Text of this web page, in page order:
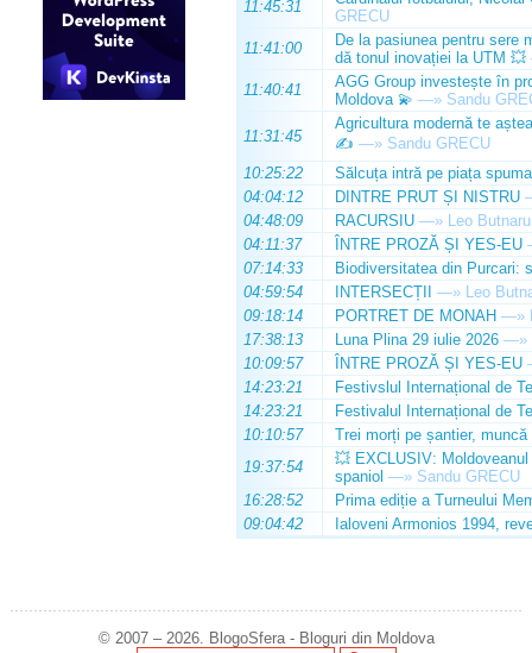
11:45:31
GRECU
11:41:00
De la pasiunea pentru sere
dă tonul inovației la UTM 💥
11:40:41
AGG Group investește în
Moldova 💫 —» Sandu
11:31:45
Agricultura modernă te
✍️ —» Sandu GRECU
10:25:22
Sălcuța intră pe piața
04:04:12
DINTRE PRUT ȘI NISTRU
04:48:09
RACURSIU —» Leo Butnaru
04:11:37
ÎNTRE PROZĂ ȘI YES-EU
07:14:33
Biodiversitatea din Purcari:
04:59:54
INTERSECȚII —» Leo
09:18:14
PORTRET DE MONAH —»
17:38:13
Luna Plina 29 iulie 2026 —»
10:09:57
ÎNTRE PROZĂ ȘI YES-EU
14:23:21
Festivslul Internațional de
14:23:21
Festivalul Internațional de
10:10:57
Trei morți pe șantier, muncă
19:37:54
💥 EXCLUSIV:
spaniol —» Sandu GRECU
16:28:52
Prima ediție a Turneului
09:04:42
Ialoveni Armonios 1994,
© 2007 – 2026. BlogoSfera - Bloguri din Moldova